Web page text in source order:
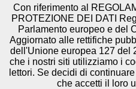
Con riferimento al
PROTEZIONE DEI DATI
Parlamento europeo e del
Aggiornato alle rettifiche
dell'Unione europea 127 del
che i nostri siti utilizziamo i
lettori. Se decidi di
che accetti il loro